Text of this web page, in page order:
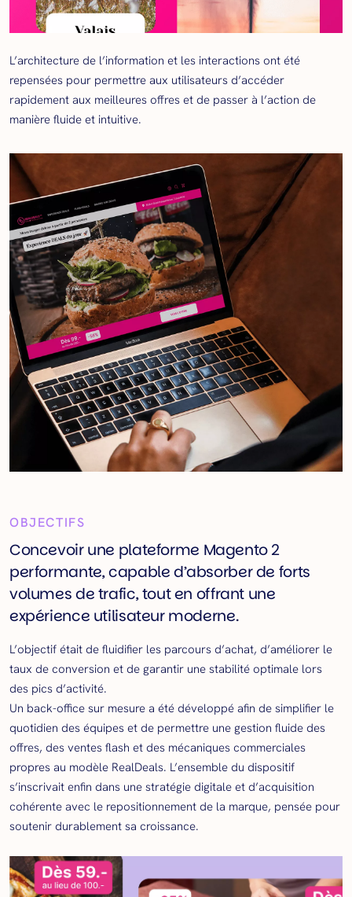
L’architecture de l’information et les interactions ont été
repensées pour permettre aux utilisateurs d’accéder
rapidement aux meilleures offres et de passer à l’action de
manière fluide et intuitive.
OBJECTIFS
Concevoir une plateforme Magento 2
performante, capable d’absorber de forts
volumes de trafic, tout en offrant une
expérience utilisateur moderne.
L’objectif était de fluidifier les parcours d’achat, d’améliorer le
taux de conversion et de garantir une stabilité optimale lors
des pics d’activité.
Un back-office sur mesure a été développé afin de simplifier le
quotidien des équipes et de permettre une gestion fluide des
offres, des ventes flash et des mécaniques commerciales
propres au modèle RealDeals. L’ensemble du dispositif
s’inscrivait enfin dans une stratégie digitale et d’acquisition
cohérente avec le repositionnement de la marque, pensée pour
soutenir durablement sa croissance.